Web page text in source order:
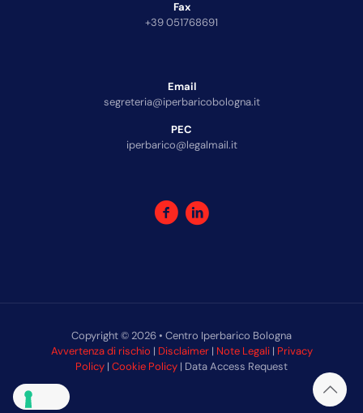
Fax
+39 051768691
Email
segreteria@iperbaricobologna.it
PEC
iperbarico@legalmail.it
Copyright © 2026 • Centro Iperbarico Bologna
Avvertenza di rischio | Disclaimer| Note Legali| Privacy
Policy | Cookie Policy | Data Access Request